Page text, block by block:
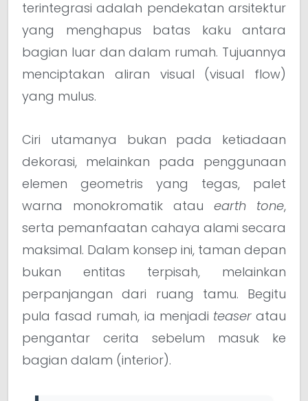
terintegrasi adalah pendekatan arsitektur
yang menghapus batas kaku antara
bagian luar dan dalam rumah. Tujuannya
menciptakan aliran visual (visual flow)
yang mulus.
Ciri utamanya bukan pada ketiadaan
dekorasi, melainkan pada penggunaan
elemen geometris yang tegas, palet
warna monokromatik atau earth tone,
serta pemanfaatan cahaya alami secara
maksimal. Dalam konsep ini, taman depan
bukan entitas terpisah, melainkan
perpanjangan dari ruang tamu. Begitu
pula fasad rumah, ia menjadi teaseratau
pengantar cerita sebelum masuk ke
bagian dalam (interior).